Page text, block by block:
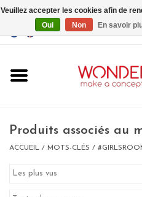
EUR/GBP
Un design personnalisé
Produits associés au
ACCUEIL / MOTS-CLÉS /
Veuillez accepter les cookies afin de
Oui
Non En savoir